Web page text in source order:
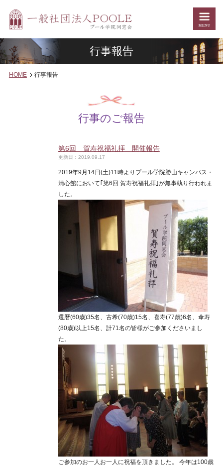
行事報告
HOME 行事報告
行事のご報告
第6回 賀寿祝福礼拝 開催報告
更新日：2019.09.17
2019年9月14日(土)11時よりプール学院勝山キャンパス・
清心館において｢第6回 賀寿祝福礼拝｣が無事執り行われま
した。
還暦(60歳)35名、古希(70歳)15名、喜寿(77歳)6名、傘寿
(80歳)以上15名、計71名の皆様がご参加くださいまし
た。
ご参加のお一人お一人に祝福を頂きました。 今年は100歳